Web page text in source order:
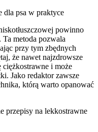
dla psa w praktyce
powinno
metoda pozwala
przy tym zbędnych
że nawet najzdrowsze
ciężkostrawne i może
Jako redaktor zawsze
którą warto opanować
przepisy na lekkostrawne